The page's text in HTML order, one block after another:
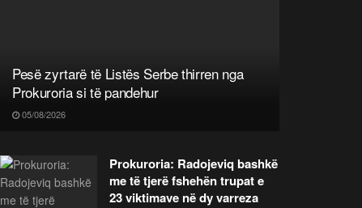
Pesë zyrtarë të Listës Serbe thirren nga
Prokuroria si të pandehur
05/08/2026
Prokuroria: Radojeviq bashkë
me të tjerë fshehën trupat e
23 viktimave në dy varreza